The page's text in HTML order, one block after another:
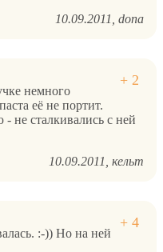
10.09.2011 dona
немного
её не портит.
не сталкивались с ней
10.09.2011 кельт
:-)) Но на ней